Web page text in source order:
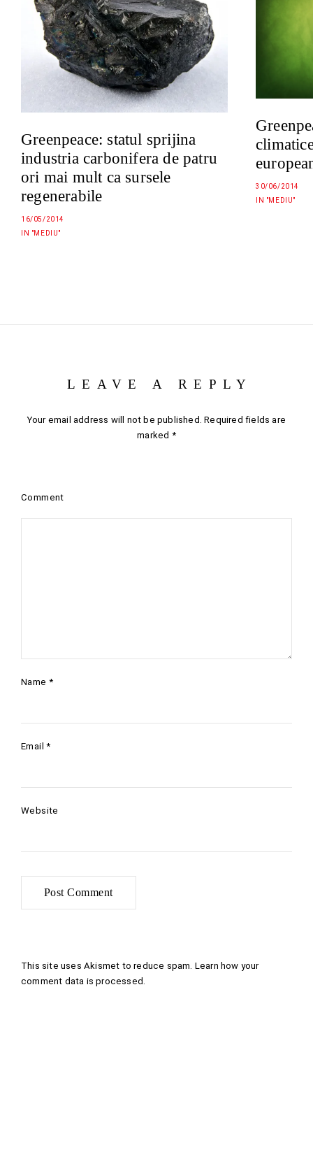
Greenpeace: statul sprijina
industria carbonifera de patru
ori mai mult ca sursele
regenerabile
16/05/2014
IN "MEDIU"
30/06/2014
IN "MEDIU"
LEAVE A REPLY
Your email address will not be published. Required fields are
marked *
Comment
Name *
Email*
Website
This site uses Akismet to reduce spam. Learn how your
comment data is processed .